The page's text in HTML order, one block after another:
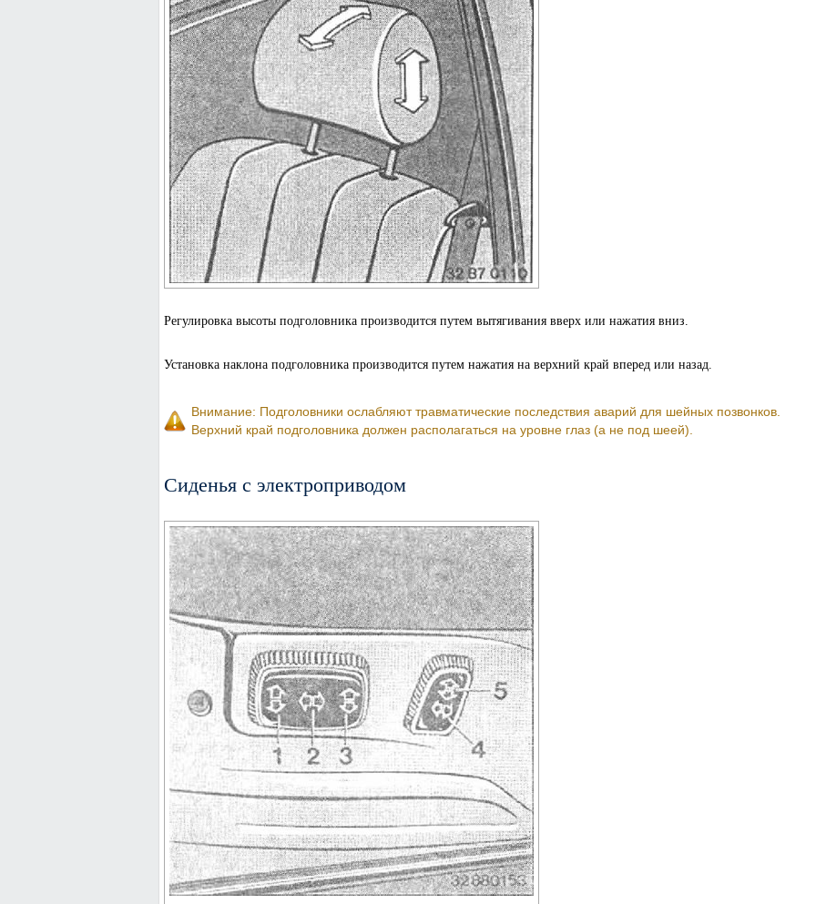
Регулировка высоты подголовника производится путем вытягивания вверх или нажатия вниз.
Установка наклона подголовника производится путем нажатия на верхний край вперед или назад.
Внимание: Подголовники ослабляют травматические последствия аварий для шейных позвонков.
Верхний край подголовника должен располагаться на уровне глаз (а не под шеей).
Сиденья с электроприводом